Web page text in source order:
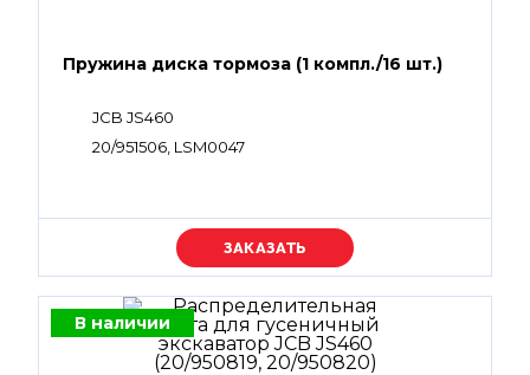
Пружина диска тормоза (1 компл./16 шт.)
JCB JS460
20/951506, LSM0047
Уточняйте цену
В наличии